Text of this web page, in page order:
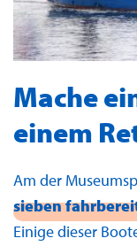
Mache
einem
Am der
sieben
Einige dieser